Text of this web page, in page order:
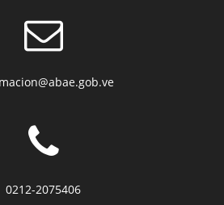
0212-2075406